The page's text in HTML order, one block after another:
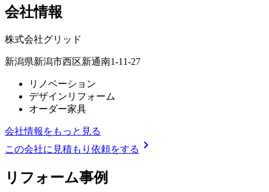
会社情報
株式会社グリッド
新潟県新潟市西区新通南1-11-27
リノベーション
デザインリフォーム
オーダー家具
会社情報をもっと見る
この会社に見積もり依頼をする chevron_right
リフォーム事例